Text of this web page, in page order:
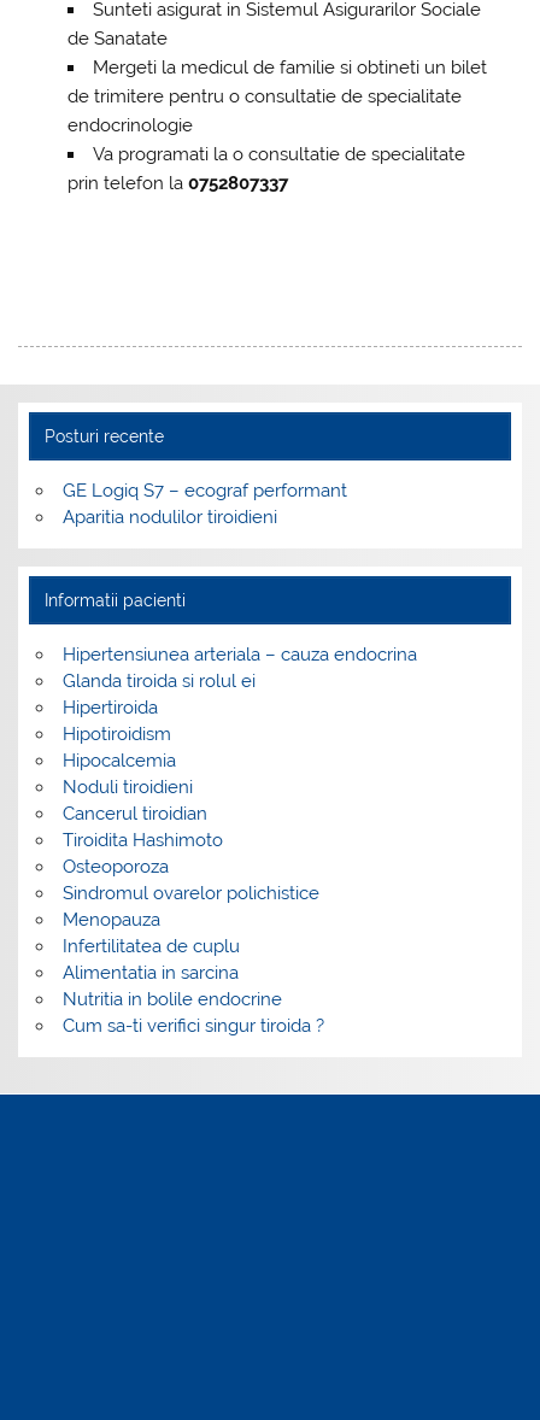
Sunteti asigurat in Sistemul Asigurarilor Sociale
de Sanatate
Mergeti la medicul de familie si obtineti un bilet
de trimitere pentru o consultatie de specialitate
endocrinologie
Va programati la o consultatie de specialitate
prin telefon la 0752807337
Posturi recente
GE Logiq S7 – ecograf performant
Aparitia nodulilor tiroidieni
Informatii pacienti
Hipertensiunea arteriala – cauza endocrina
Glanda tiroida si rolul ei
Hipertiroida
Hipotiroidism
Hipocalcemia
Noduli tiroidieni
Cancerul tiroidian
Tiroidita Hashimoto
Osteoporoza
Sindromul ovarelor polichistice
Menopauza
Infertilitatea de cuplu
Alimentatia in sarcina
Nutritia in bolile endocrine
Cum sa-ti verifici singur tiroida ?